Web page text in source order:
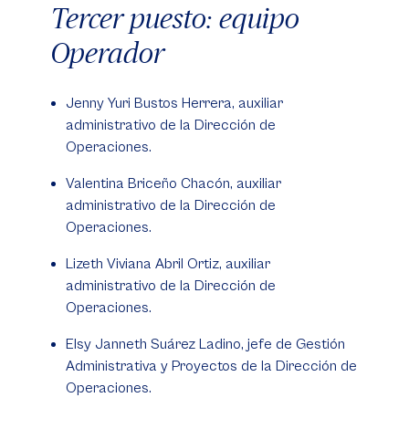
Tercer puesto: equipo
Operador
Jenny Yuri Bustos Herrera, auxiliar
administrativo de la Dirección de
Operaciones.
Valentina Briceño Chacón, auxiliar
administrativo de la Dirección de
Operaciones.
Lizeth Viviana Abril Ortiz, auxiliar
administrativo de la Dirección de
Operaciones.
Elsy Janneth Suárez Ladino, jefe de Gestión
Administrativa y Proyectos de la Dirección de
Operaciones.